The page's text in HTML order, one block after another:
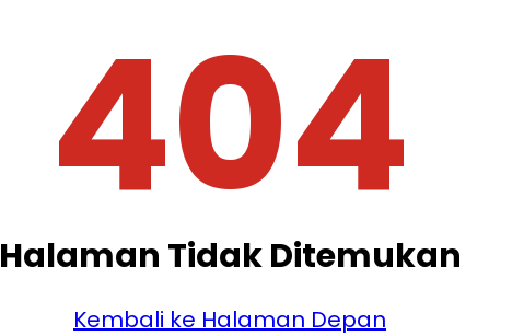
404
Halaman Tidak Ditemukan
Kembali ke Halaman Depan